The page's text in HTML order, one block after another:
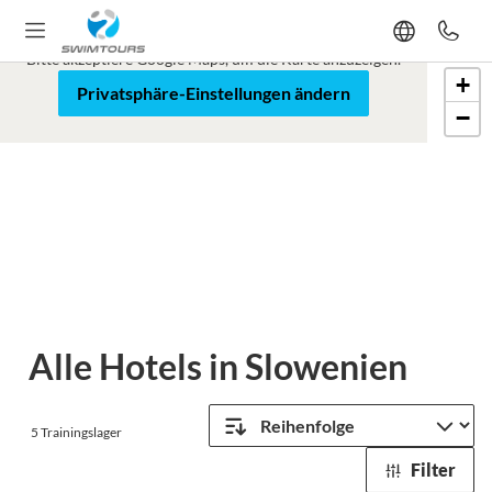
Alle Hotels in Slowenien
5 Trainingslager
Filter
Karte Satellit
+
−
Google Maps ist blockiert
Bitte akzeptiere Google Maps, um die Karte anzuzeigen.
Privatsphäre-Einstellungen ändern